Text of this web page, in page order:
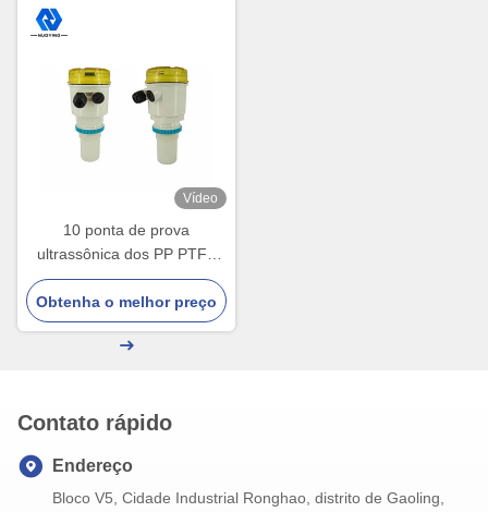
Vídeo
10 ponta de prova
ultrassônica dos PP PTFE
do sensor nivelado de
tanque de água do grau
100KHz
Obtenha o melhor preço
Contato rápido
Endereço
Bloco V5, Cidade Industrial Ronghao, distrito de Gaoling,